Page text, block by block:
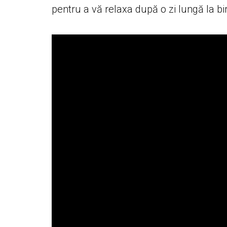
pentru a vă relaxa după o zi lungă la